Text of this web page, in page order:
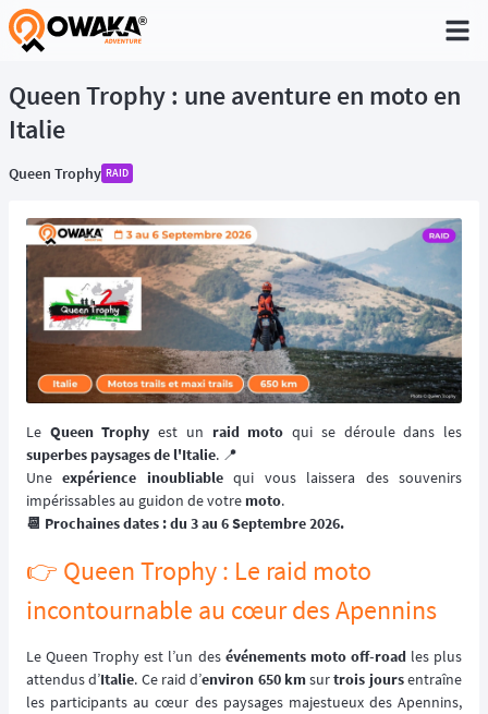
®
Queen Trophy : une aventure en moto en
Italie
Queen Trophy RAID
Le Queen Trophy est un raid motoqui se déroule dans les
superbes paysages de l'Italie. 📍
Uneexpérience inoubliablequi vous laissera des souvenirs
impérissables au guidon de votre moto.
📆 Prochaines dates : du 3 au 6 Septembre 2026.
👉 Queen Trophy : Le raid moto
incontournable au cœur des Apennins
Le Queen Trophy est l’un des événements moto off-road les plus
attendus d’Italie. Ce raid d’environ 650 kmsurtrois joursentraîne
les participants au cœur des paysages majestueux des Apennins,